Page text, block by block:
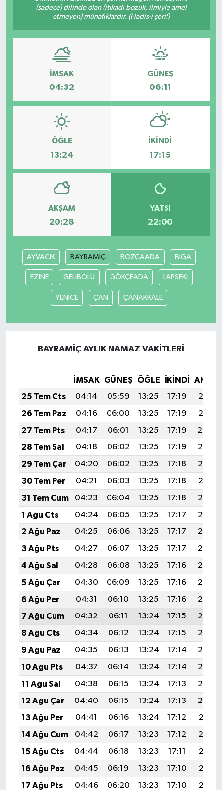
(sadece) dilinde olan (itikadı bozuk, ilmiyle amel
etmeyen) münafıklardır. (Hadis-i şerif)
İMSAK
04:32
GÜNEŞ
06:11
ÖĞLE
13:24
İKINDI
17:15
AKŞAM
20:28
YATSI
22:00
AYVACIK BAYRAMİÇ BOZCAADA BİGA
EZİNE GELİBOLU GÖKÇEADA LAPSEKİ
YENİCE ÇAN ÇANAKKALE
BAYRAMİÇ AYLIK NAMAZ VAKITLERI
İMSAK GÜNEŞ ÖĞLE İKINDI
25 Tem Cts
04:14 05:59 13:25 17:19
20:41
26 Tem Paz
04:16 06:00 13:25 17:19
20:41
27 Tem Pts
04:17 06:01 13:25 17:19
20:40
28 Tem Sal
04:18 06:02 13:25 17:19
20:39
29 Tem Çar
04:20 06:02 13:25 17:18
20:38
30 Tem Per
04:21 06:03 13:25 17:18
20:37
31 Tem Cum
04:23 06:04 13:25 17:18
20:36
1 Ağu Cts
04:24 06:05 13:25 17:17
20:35
2 Ağu Paz
04:25 06:06 13:25 17:17
20:34
3 Ağu Pts
04:27 06:07 13:25 17:17
20:33
4 Ağu Sal
04:28 06:08 13:25 17:16
20:32
5 Ağu Çar
04:30 06:09 13:25 17:16
20:30
6 Ağu Per
04:31 06:10 13:25 17:16
20:29
7 Ağu Cum
04:32 06:11 13:24 17:15
20:28
8 Ağu Cts
04:34 06:12 13:24 17:15
20:27
9 Ağu Paz
04:35 06:13 13:24 17:14
20:26
10 Ağu Pts
04:37 06:14 13:24 17:14
20:25
11 Ağu Sal
04:38 06:15 13:24 17:13
20:23
12 Ağu Çar
04:40 06:15 13:24 17:13
20:22
13 Ağu Per
04:41 06:16 13:24 17:12
20:21
14 Ağu Cum
04:42 06:17 13:23 17:12
20:19
15 Ağu Cts
04:44 06:18 13:23 17:11
20:18
16 Ağu Paz
04:45 06:19 13:23 17:10
20:17
17 Ağu Pts
04:46 06:20 13:23 17:10
20:15